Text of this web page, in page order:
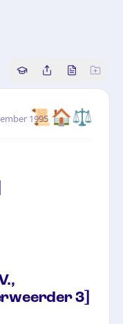
Copy source
Share this
Bekijk
📜🏠⚖️
1995
3]